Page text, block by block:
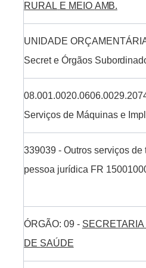
RURAL E MEIO AMB.
UNIDADE
Secret e Órgãos
Serviços de Máquinas e
339039 - Outros serviços de
pessoa jurídica FR
ÓRGÃO: 09 - SECRETARIA
DE SAÚDE